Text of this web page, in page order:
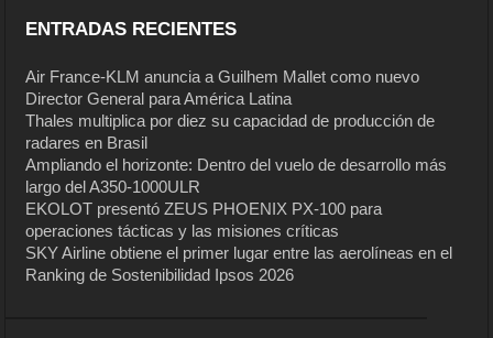
ENTRADAS RECIENTES
Air France-KLM anuncia a Guilhem Mallet como nuevo
Director General para América Latina
Thales multiplica por diez su capacidad de producción de
radares en Brasil
Ampliando el horizonte: Dentro del vuelo de desarrollo más
largo del A350-1000ULR
EKOLOT presentó ZEUS PHOENIX PX-100 para
operaciones tácticas y las misiones críticas
SKY Airline obtiene el primer lugar entre las aerolíneas en el
Ranking de Sostenibilidad Ipsos 2026